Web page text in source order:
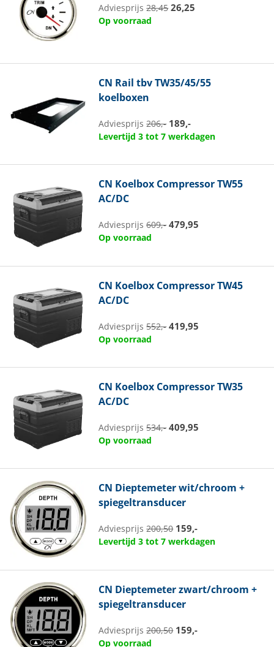
Adviesprijs28,45 26,25
Op voorraad
CN Rail tbv TW35/45/55
koelboxen
Adviesprijs206,- 189,-
Levertijd 3 tot 7 werkdagen
CN Koelbox Compressor TW55
AC/DC
Adviesprijs609,- 479,95
Op voorraad
CN Koelbox Compressor TW45
AC/DC
Adviesprijs552,- 419,95
Op voorraad
CN Koelbox Compressor TW35
AC/DC
Adviesprijs534,- 409,95
Op voorraad
CN Dieptemeter wit/chroom +
spiegeltransducer
Adviesprijs200,50 159,-
Levertijd 3 tot 7 werkdagen
CN Dieptemeter zwart/chroom +
spiegeltransducer
Adviesprijs200,50 159,-
Op voorraad